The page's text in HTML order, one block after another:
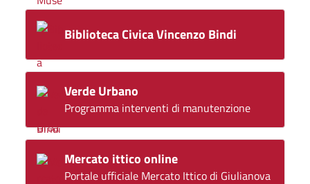
Biblioteca Civica Vincenzo Bindi
Verde Urbano
Programma interventi di manutenzione
Mercato ittico online
Portale ufficiale Mercato Ittico di Giulianova